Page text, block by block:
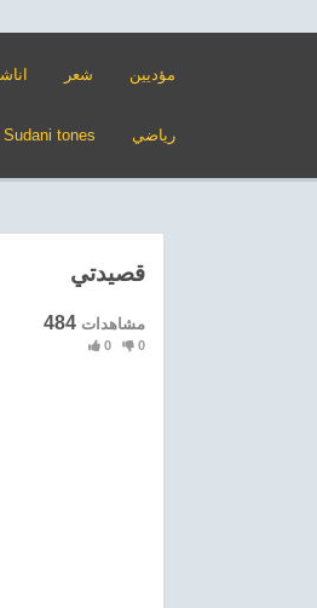
مؤديين شعر
رياضي Sudani tones
قصيدتي
484 مشاهدات
0 0